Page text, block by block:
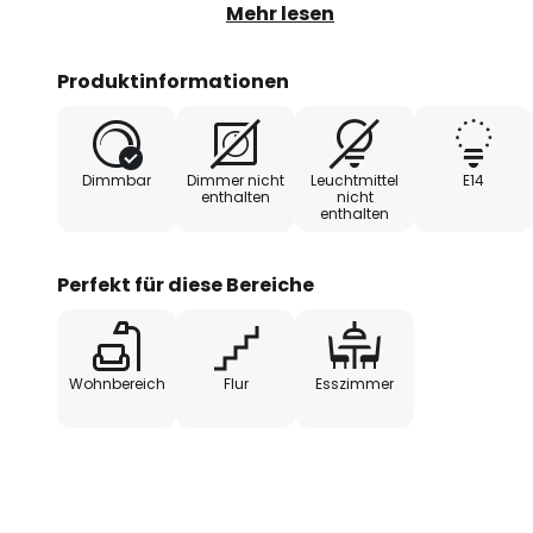
Leuchtmitteln ausgestrahlte
Wohnraum für Wohlbehagen
Mehr lesen
Produktinformationen
Dimmbar
Dimmer nicht
enthalten
Leuchtmittel
nicht
enthalten
E14
Perfekt für diese Bereiche
Wohnbereich Flur Esszimmer